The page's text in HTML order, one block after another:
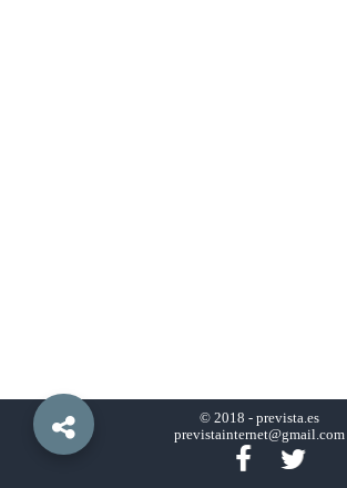
© 2018 - prevista.es
previstainternet@gmail.com